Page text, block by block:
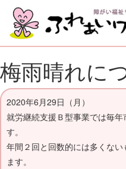
梅雨晴れに
2020年6月29日（月）
就労継続支援Ｂ型事業では毎
す。
年間２回と回数的には多くな
ます。